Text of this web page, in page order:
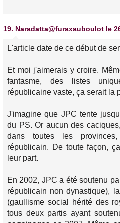
19. Naradatta@furaxauboulot le
L'article date de ce début de
Et moi j'aimerais y croire.
fantasme, des listes
républicaine vaste, ça serait la
J'imagine que JPC tente
du PS. Or aucun des
dans toutes les
républicain. De toute façon,
leur part.
En 2002, JPC a été soutenu
républicain non dynastique),
(gaullisme social hérité des
tous deux partis ayant